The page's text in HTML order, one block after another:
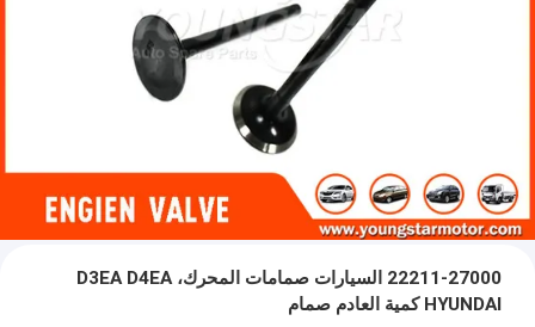
22211-27000 السيارات صمامات المحرك، D3EA D4EA
HYUNDAI كمية العادم صمام